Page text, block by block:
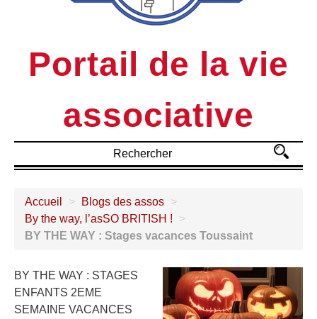
Portail de la vie
associative
Actualités
MVA
Accueil > Blogs des assos >
By the way, l’asSO BRITISH !
>
BY THE WAY : Stages vacances Toussaint
BY THE WAY : STAGES
ENFANTS 2EME
SEMAINE VACANCES